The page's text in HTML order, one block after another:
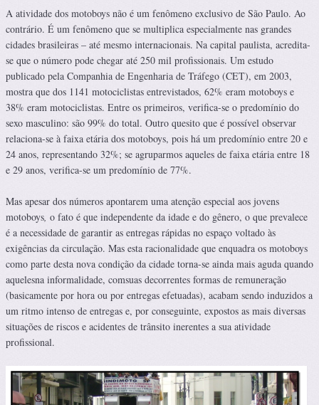
A atividade dos motoboys não é um fenômeno exclusivo de São Paulo. Ao
contrário. É um fenômeno que se multiplica especialmente nas grandes
cidades brasileiras – até mesmo internacionais. Na capital paulista, acredita-
se que o número pode chegar até 250 mil profissionais. Um estudo
publicado pela Companhia de Engenharia de Tráfego (CET), em 2003,
mostra que dos 1141 motociclistas entrevistados, 62% eram motoboys e
38% eram motociclistas. Entre os primeiros, verifica-se o predomínio do
sexo masculino: são 99% do total. Outro quesito que é possível observar
relaciona-se à faixa etária dos motoboys, pois há um predomínio entre 20 e
24 anos, representando 32%; se agruparmos aqueles de faixa etária entre 18
e 29 anos, verifica-se um predomínio de 77%.
Mas apesar dos números apontarem uma atenção especial aos jovens
motoboys, o fato é que independente da idade e do gênero, o que prevalece
é a necessidade de garantir as entregas rápidas no espaço voltado às
exigências da circulação. Mas esta racionalidade que enquadra os motoboys
como parte desta nova condição da cidade torna-se ainda mais aguda quando
aquelesna informalidade, comsuas decorrentes formas de remuneração
(basicamente por hora ou por entregas efetuadas), acabam sendo induzidos a
um ritmo intenso de entregas e, por conseguinte, expostos as mais diversas
situações de riscos e acidentes de trânsito inerentes a sua atividade
profissional.